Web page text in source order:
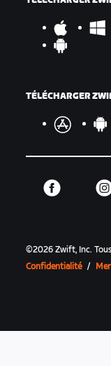
TÉLÉCHARGER
©2026 Zwift, Inc.
Confidentialité /